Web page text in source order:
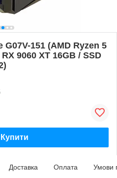
151 (AMD Ryzen 5
9060 XT 16GB / SSD
Купити
Доставка Оплата Умови